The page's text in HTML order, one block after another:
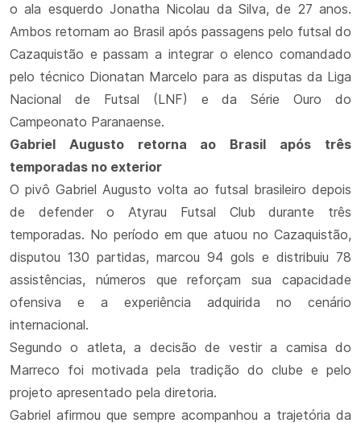
o ala esquerdo Jonatha Nicolau da Silva, de 27 anos.
Ambos retornam ao Brasil após passagens pelo futsal do
Cazaquistão e passam a integrar o elenco comandado
pelo técnico Dionatan Marcelo para as disputas da Liga
Nacional de Futsal (LNF) e da Série Ouro do
Campeonato Paranaense.
Gabriel Augusto retorna ao Brasil após três
temporadas no exterior
O pivô Gabriel Augusto volta ao futsal brasileiro depois
de defender o Atyrau Futsal Club durante três
temporadas. No período em que atuou no Cazaquistão,
disputou 130 partidas, marcou 94 gols e distribuiu 78
assistências, números que reforçam sua capacidade
ofensiva e a experiência adquirida no cenário
internacional.
Segundo o atleta, a decisão de vestir a camisa do
Marreco foi motivada pela tradição do clube e pelo
projeto apresentado pela diretoria.
Gabriel afirmou que sempre acompanhou a trajetória da